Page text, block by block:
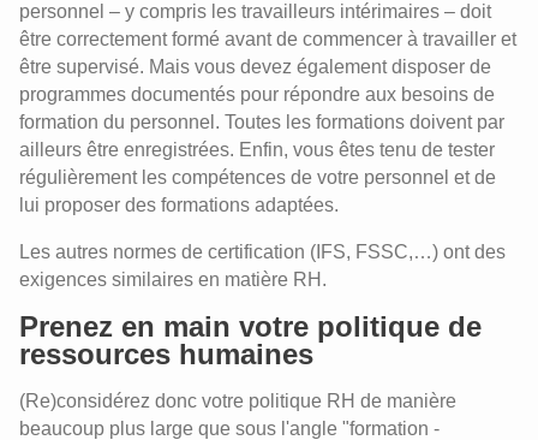
personnel – y compris les travailleurs intérimaires – doit
être correctement formé avant de commencer à travailler et
être supervisé. Mais vous devez également disposer de
programmes documentés pour répondre aux besoins de
formation du personnel. Toutes les formations doivent par
ailleurs être enregistrées. Enfin, vous êtes tenu de tester
régulièrement les compétences de votre personnel et de
lui proposer des formations adaptées.
Les autres normes de certification (IFS, FSSC,…) ont des
exigences similaires en matière RH.
Prenez en main votre politique de
ressources humaines
(Re)considérez donc votre politique RH de manière
beaucoup plus large que sous l'angle "formation -